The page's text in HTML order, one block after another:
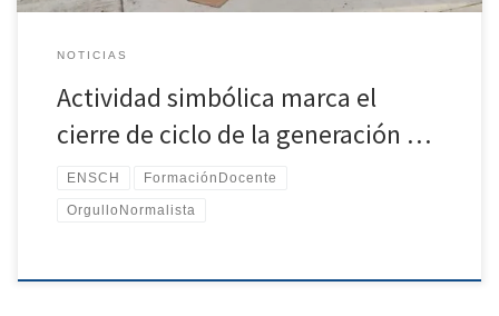
NOTICIAS
Actividad simbólica marca el
cierre de ciclo de la generación …
ENSCH FormaciónDocente
OrgulloNormalista